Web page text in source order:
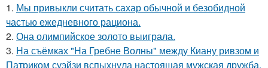
1. Мы привыкли считать сахар обычной и безобидной
частью ежедневного рациона.
2. Она олимпийское золото выиграла.
3. На съёмках "На Гребне Волны" между Киану ривзом и
Патриком суэйзи вспыхнула настоящая мужская дружба.